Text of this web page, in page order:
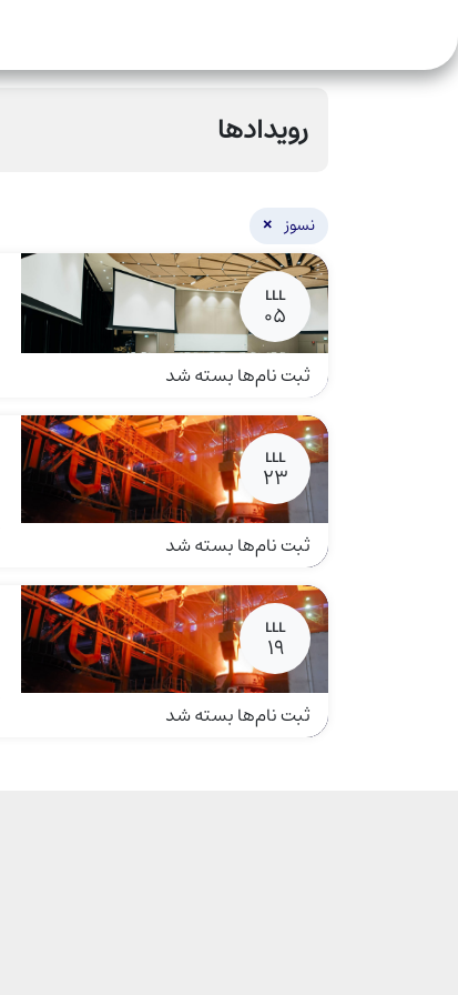
رویدادها
نسوز ×
LLL
05
ثبت نام‌ها بسته شد
LLL
23
ثبت نام‌ها بسته شد
LLL
19
ثبت نام‌ها بسته شد